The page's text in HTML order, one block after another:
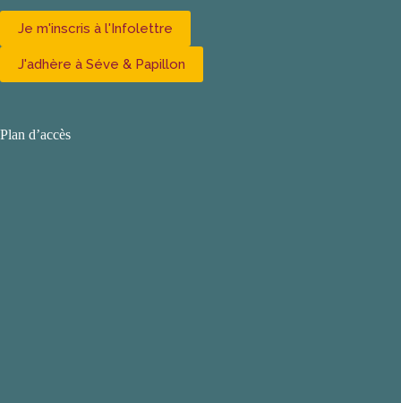
Je m'inscris à l'Infolettre
J'adhère à Séve & Papillon
Plan d’accès